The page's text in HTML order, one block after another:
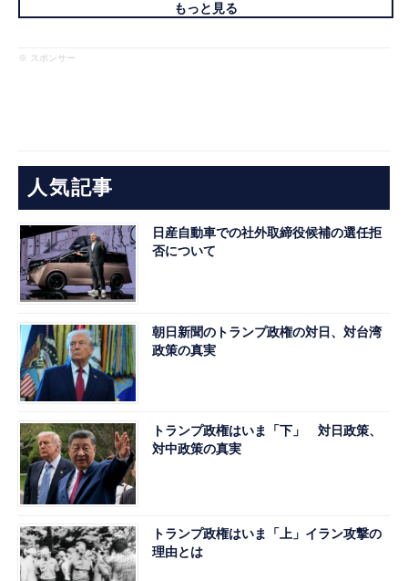
もっと見る
※ スポンサー
人気記事
日産自動車での社外取締役候補の選任拒
否について
朝日新聞のトランプ政権の対日、対台湾
政策の真実
トランプ政権はいま「下」 対日政策、
対中政策の真実
トランプ政権はいま「上」イラン攻撃の
理由とは